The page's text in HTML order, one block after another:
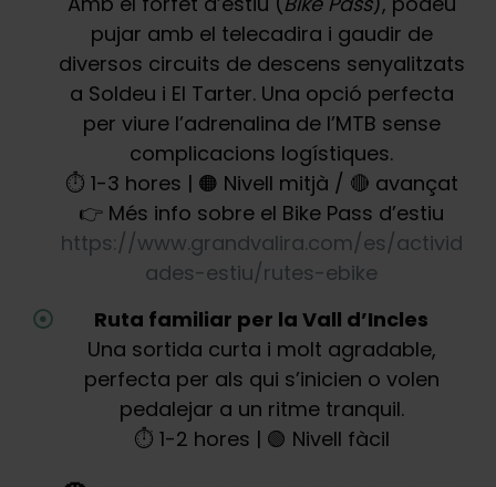
pujar amb el telecadira i gaudir de
diversos circuits de descens senyalitzats
a Soldeu i El Tarter. Una opció perfecta
per viure l’adrenalina de l’MTB sense
complicacions logístiques.
⏱️ 1-3 hores | 🟠 Nivell mitjà / 🔴 avançat
👉 Més info sobre el Bike Pass d’estiu
https://www.grandvalira.com/es/activid
ades-estiu/rutes-ebike
Ruta familiar per la Vall d’Incles
Una sortida curta i molt agradable,
perfecta per als qui s’inicien o volen
pedalejar a un ritme tranquil.
⏱️ 1-2 hores | 🟢 Nivell fàcil